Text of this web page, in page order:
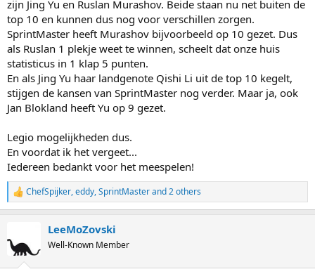
zijn Jing Yu en Ruslan Murashov. Beide staan nu net buiten de
top 10 en kunnen dus nog voor verschillen zorgen.
SprintMaster heeft Murashov bijvoorbeeld op 10 gezet. Dus
als Ruslan 1 plekje weet te winnen, scheelt dat onze huis
statisticus in 1 klap 5 punten.
En als Jing Yu haar landgenote Qishi Li uit de top 10 kegelt,
stijgen de kansen van SprintMaster nog verder. Maar ja, ook
Jan Blokland heeft Yu op 9 gezet.
Legio mogelijkheden dus.
En voordat ik het vergeet...
Iedereen bedankt voor het meespelen!
R
e
t
i
ChefSpijker,eddy,SprintMasterand 2 others
LeeMoZovski
Well-Known Member